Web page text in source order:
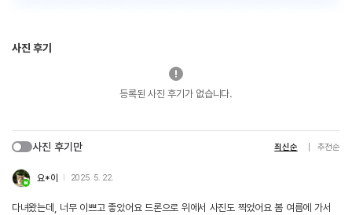
사진 후기
등록된 사진 후기가 없습니다.
사진 후기만 최신순 추천순
요*이 2025. 5. 22.
다녀왔는데, 너무 이쁘고 좋았어요 드론으로 위에서 사진도 찍었어요 봄 여름에 가서